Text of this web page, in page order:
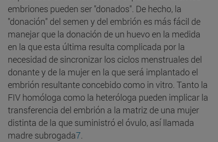
embriones pueden ser "donados". De hecho, la
"donación" del semen y del embrión es más fácil de
manejar que la donación de un huevo en la medida
en la que esta última resulta complicada por la
necesidad de sincronizar los ciclos menstruales del
donante y de la mujer en la que será implantado el
embrión resultante concebido como in vitro. Tanto la
FIV homóloga como la heteróloga pueden implicar la
transferencia del embrión a la matriz de una mujer
distinta de la que suministró el óvulo, así llamada
madre subrogada7.